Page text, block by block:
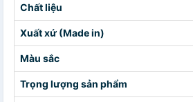
Chất liệu
Xuất xứ (Made in)
Màu sắc
Trọng lượng sản phẩm